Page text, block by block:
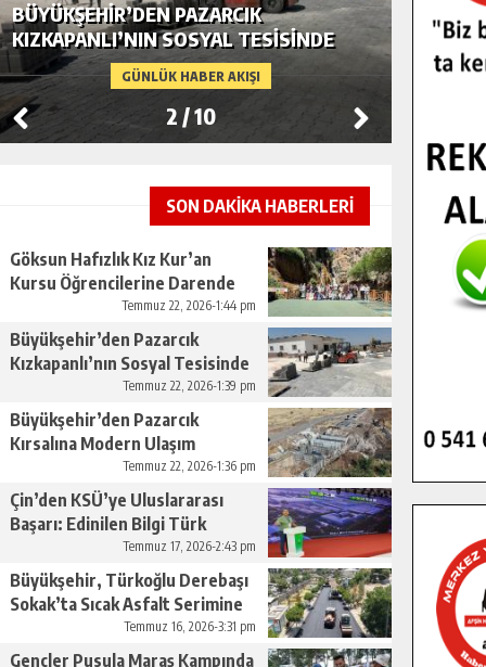
GÜNLÜK HABER AKIŞI
BÜYÜKŞEHIR’DEN PAZARCIK
KIZKAPANLI’NIN SOSYAL TESISINDE
ÇEVRE DÜZENLEMESI.
2 /10
SON DAKİKA HABERLERİ
Göksun Hafızlık Kız Kur’an
Kursu Öğrencilerine Darende
Temmuz 22, 2026-1:44 pm
Büyükşehir’den Pazarcık
Kızkapanlı’nın Sosyal Tesisinde
Çevre Düzenlemesi.Temmuz 22, 2026-1:39 pm
Büyükşehir’den Pazarcık
Kırsalına Modern Ulaşım
Temmuz 22, 2026-1:36 pm
Çin’den KSÜ’ye Uluslararası
Başarı: Edinilen Bilgi Türk
Tarımına Katkı Sağlayacak.
Temmuz 17, 2026-2:43 pm
Büyükşehir, Türkoğlu Derebaşı
Sokak’ta Sıcak Asfalt Serimine
Temmuz 16, 2026-3:31 pm
Gençler Pusula Maraş Kampında